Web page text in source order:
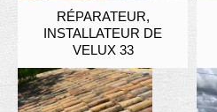
RÉPARATEUR,
INSTALLATEUR DE
VELUX 33